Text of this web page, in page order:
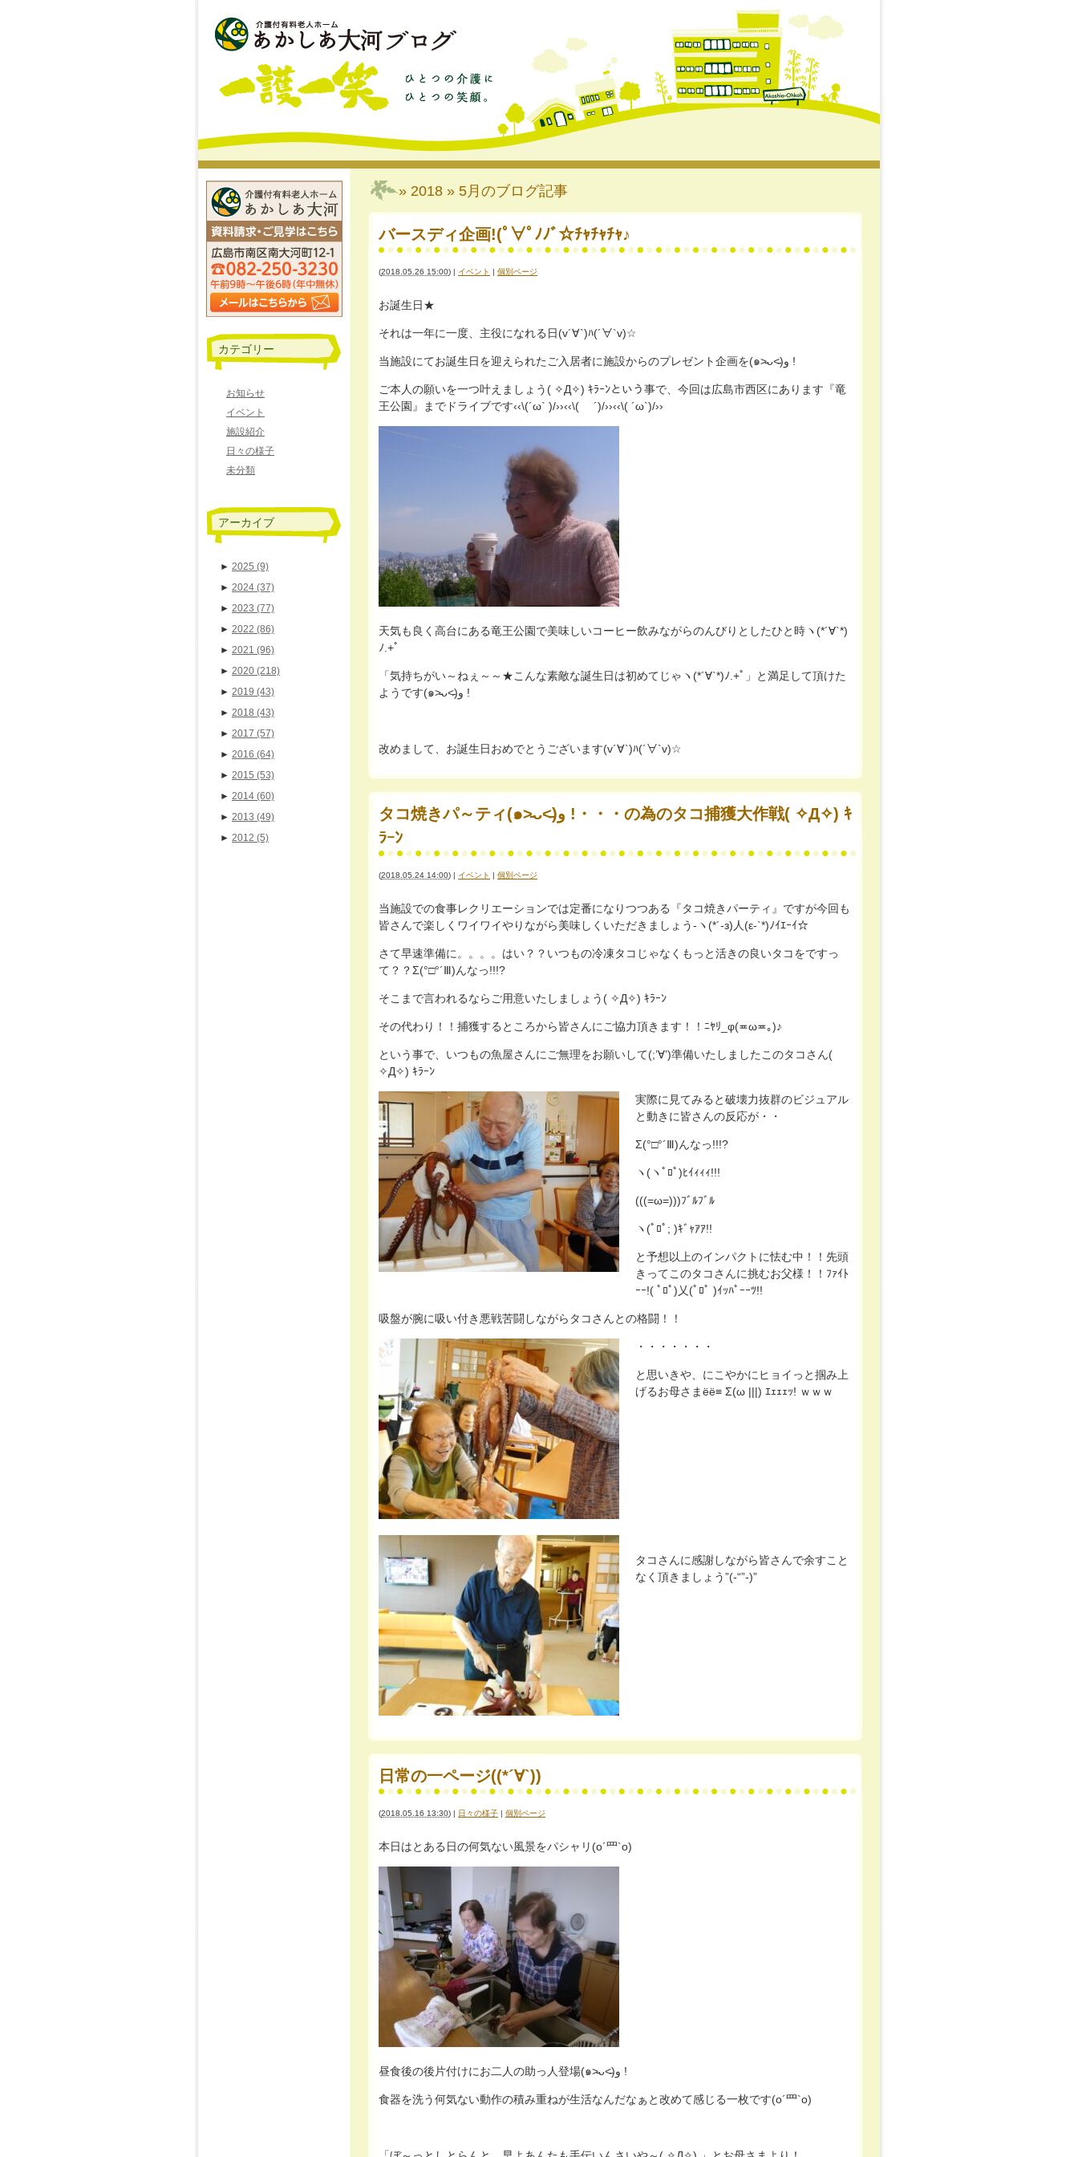
» 2018 » 5月 のブログ記事
バースディ企画!(ﾟ∀ﾟﾉﾉﾞ☆ﾁｬﾁｬﾁｬ♪
(2018.05.26 15:00) | イベント | 個別ページ
お誕生日★
それは一年に一度、主役になれる日(v´∀`)ﾊ(´∀`v)☆
当施設にてお誕生日を迎えられたご入居者に施設からのプレゼント企画を(๑˃̵ᴗ˂̵)و !
ご本人の願いを一つ叶えましょう( ✧Д✧) ｷﾗｰﾝという事で、今回は広島市西区にあります『竜
王公園』までドライブです‹‹\(´ω` )/››‹‹\( ´)/››‹‹\( ´ω`)/››
天気も良く高台にある竜王公園で美味しいコーヒー飲みながらのんびりとしたひと時ヽ(*´∀`*)
ﾉ.+ﾟ
「気持ちがい～ねぇ～～★こんな素敵な誕生日は初めてじゃヽ(*´∀`*)ﾉ.+ﾟ」と満足して頂けた
ようです(๑˃̵ᴗ˂̵)و !
改めまして、お誕生日おめでとうございます(v´∀`)ﾊ(´∀`v)☆
タコ焼きパ～ティ(๑˃̵ᴗ˂̵)و !・・・の為のタコ捕獲大作戦( ✧Д✧) ｷ
ﾗｰﾝ
(2018.05.24 14:00) | イベント | 個別ページ
当施設での食事レクリエーションでは定番になりつつある『タコ焼きパーティ』ですが今回も
皆さんで楽しくワイワイやりながら美味しくいただきましょう-ヽ(*´-з)人(ε-`*)ﾉｲｴｰｲ☆
さて早速準備に。。。。はい？？いつもの冷凍タコじゃなくもっと活きの良いタコをですっ
て？？Σ(°□°´Ⅲ)んなっ!!!?
そこまで言われるならご用意いたしましょう( ✧Д✧) ｷﾗｰﾝ
その代わり！！捕獲するところから皆さんにご協力頂きます！！ﾆﾔﾘ_φ(≖ω≖｡)♪
という事で、いつもの魚屋さんにご無理をお願いして(;’∀’)準備いたしましたこのタコさん(
✧Д✧) ｷﾗｰﾝ
実際に見てみると破壊力抜群のビジュアル
と動きに皆さんの反応が・・
Σ(°□°´Ⅲ)んなっ!!!?
ヽ(ヽﾟﾛﾟ)ﾋｲｨｨｨ!!!
(((=ω=)))ﾌﾞﾙﾌﾞﾙ
ヽ(ﾟﾛﾟ; )ｷﾞｬｱｱ!!
と予想以上のインパクトに怯む中！！先頭
きってこのタコさんに挑むお父様！！ﾌｧｲﾄ
ｰｰ!( ﾟﾛﾟ)乂(ﾟﾛﾟ )ｲｯﾊﾟｰｰﾂ!!
吸盤が腕に吸い付き悪戦苦闘しながらタコさんとの格闘！！
・・・・・・・
と思いきや、にこやかにヒョイっと掴み上
げるお母さまёё≡ Σ(ω |||) ｴｪｪｪｯ! ｗｗｗ
タコさんに感謝しながら皆さんで余すこと
なく頂きましょう”(-“”-)”
日常の一ページ((*´∀`))
(2018.05.16 13:30) | 日々の様子 | 個別ページ
本日はとある日の何気ない風景をパシャリ(o´罒`o)
昼食後の後片付けにお二人の助っ人登場(๑˃̵ᴗ˂̵)و !
食器を洗う何気ない動作の積み重ねが生活なんだなぁと改めて感じる一枚です(o´罒`o)
カテゴリー
お知らせ
イベント
施設紹介
日々の様子
未分類
アーカイブ
► 2025 (9)
► 2024 (37)
► 2023 (77)
► 2022 (86)
► 2021 (96)
► 2020 (218)
► 2019 (43)
► 2018 (43)
► 2017 (57)
► 2016 (64)
► 2015 (53)
► 2014 (60)
► 2013 (49)
► 2012 (5)